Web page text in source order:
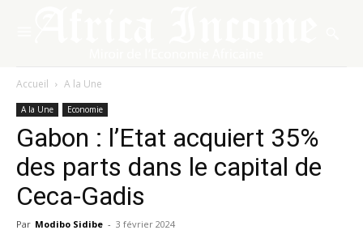
Accueil A la Une
A la Une Economie
Gabon : l’Etat acquiert 35%
des parts dans le capital de
Ceca-Gadis
Par Modibo Sidibe - 3 février 2024